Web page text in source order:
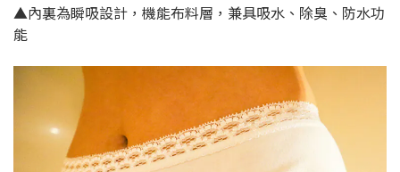
▲內裏為瞬吸設計，機能布料層，兼具吸水、除臭、防水功
能